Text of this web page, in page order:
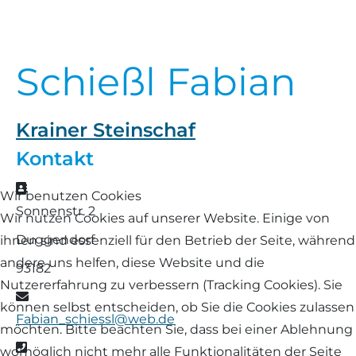
Schießl Fabian
Krainer Steinschaf
Kontakt
Adresse
Sonnenstr. 2
Duggendorf
93182
E-Mail
Fabian_schiessl@web.de
Telefon
Wir benutzen Cookies
Wir nutzen Cookies auf unserer Website. Einige von
ihnen sind essenziell für den Betrieb der Seite, während
andere uns helfen, diese Website und die
Nutzererfahrung zu verbessern (Tracking Cookies). Sie
können selbst entscheiden, ob Sie die Cookies zulassen
möchten. Bitte beachten Sie, dass bei einer Ablehnung
womöglich nicht mehr alle Funktionalitäten der Seite
Links Züchter-Internetseiten
Futtrationsrechner
Neueinsteiger
Fachberater in Bayern
Lineare Beurteilung Zahnstellung
Erfassung der Euterreinheit
Weißes Bergschaf
Rouge de Roussillon
Schwarzes Villnösser Schaf
Shetland
Skudde
South Down
Soayschaf